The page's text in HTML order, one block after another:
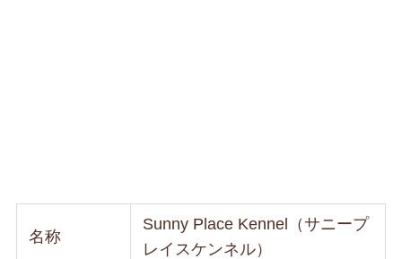
名称
Sunny Place Kennel（サニープ
レイスケンネル）